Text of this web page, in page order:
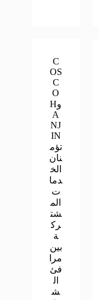
C
OS
C
O
وH
A
NJ
IN
تؤم
نان
الخ
دما
ت
الم
شت
رك
ة
بين
مرا
فئ
ال
ش